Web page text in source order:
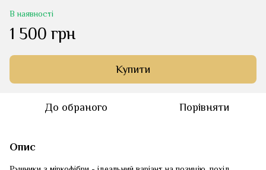
В наявності
1 500 грн
Купити
До обраного Порівняти
Опис